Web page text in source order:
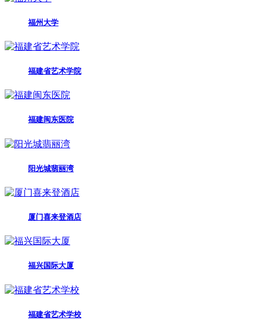
福州大学
福建省艺术学院
福建闽东医院
阳光城翡丽湾
厦门喜来登酒店
福兴国际大厦
福建省艺术学校